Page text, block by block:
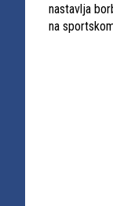
nastavlja
na